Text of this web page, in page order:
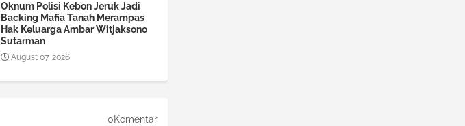
Oknum Polisi Kebon Jeruk Jadi
Backing Mafia Tanah Merampas
Hak Keluarga Ambar Witjaksono
Sutarman
August 07, 2026
0Komentar